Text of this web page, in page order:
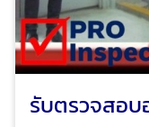
รับตรวจสอบ